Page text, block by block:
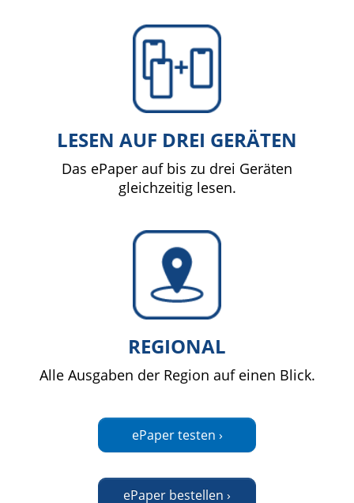
LESEN AUF DREI GERÄTEN
Das ePaper auf bis zu drei Geräten
gleichzeitig lesen.
REGIONAL
Alle Ausgaben der Region auf einen Blick.
ePaper testen ›
ePaper bestellen ›